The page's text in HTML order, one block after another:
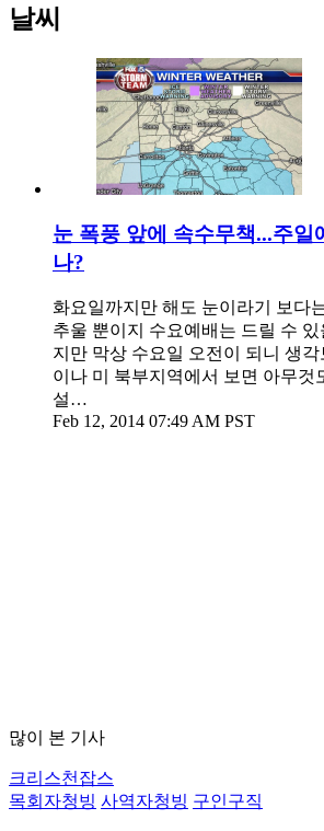
날씨
눈 폭풍 앞에 속수무책...주일
나?
화요일까지만 해도 눈이라기 보다
추울 뿐이지 수요예배는 드릴 수
지만 막상 수요일 오전이 되니 생
이나 미 북부지역에서 보면 아무것
설…
Feb 12, 2014 07:49 AM PST
많이 본 기사
크리스천잡스
목회자청빙 사역자청빙 구인구직